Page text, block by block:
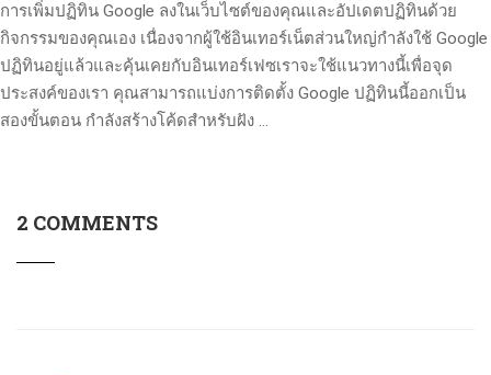
การเพิ่มปฏิทิน Google ลงในเว็บไซต์ของคุณและอัปเดตปฏิทินด้วย
กิจกรรมของคุณเอง เนื่องจากผู้ใช้อินเทอร์เน็ตส่วนใหญ่กำลังใช้ Google
ปฏิทินอยู่แล้วและคุ้นเคยกับอินเทอร์เฟซเราจะใช้แนวทางนี้เพื่อจุด
ประสงค์ของเรา คุณสามารถแบ่งการติดตั้ง Google ปฏิทินนี้ออกเป็น
สองขั้นตอน กำลังสร้างโค้ดสำหรับฝัง …
2 COMMENTS